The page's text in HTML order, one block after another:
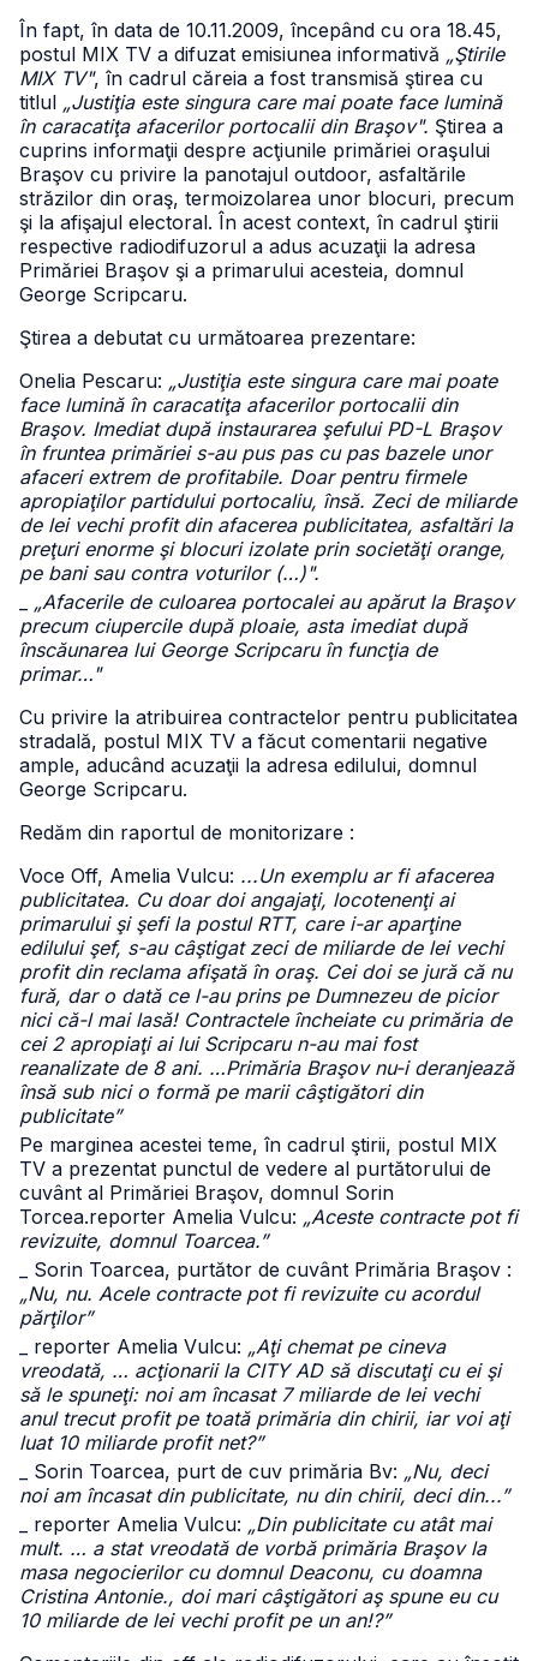
În fapt, în data de 10.11.2009, începând cu ora 18.45,
postul MIX TV a difuzat emisiunea informativă „Ştirile
MIX TV", în cadrul căreia a fost transmisă ştirea cu
titlul „Justiţia este singura care mai poate face lumină
în caracatiţa afacerilor portocalii din Braşov". Ştirea a
cuprins informaţii despre acţiunile primăriei oraşului
Braşov cu privire la panotajul outdoor, asfaltările
străzilor din oraş, termoizolarea unor blocuri, precum
şi la afişajul electoral. În acest context, în cadrul ştirii
respective radiodifuzorul a adus acuzaţii la adresa
Primăriei Braşov şi a primarului acesteia, domnul
George Scripcaru.
Ştirea a debutat cu următoarea prezentare:
Onelia Pescaru: „Justiţia este singura care mai poate
face lumină în caracatiţa afacerilor portocalii din
Braşov. Imediat după instaurarea şefului PD-L Braşov
în fruntea primăriei s-au pus pas cu pas bazele unor
afaceri extrem de profitabile. Doar pentru firmele
apropiaţilor partidului portocaliu, însă. Zeci de miliarde
de lei vechi profit din afacerea publicitatea, asfaltări la
preţuri enorme şi blocuri izolate prin societăţi orange,
pe bani sau contra voturilor (…)".
„Afacerile de culoarea portocalei au apărut la Braşov
precum ciupercile după ploaie, asta imediat după
înscăunarea lui George Scripcaru în funcţia de
primar…"
Cu privire la atribuirea contractelor pentru publicitatea
stradală, postul MIX TV a făcut comentarii negative
ample, aducând acuzaţii la adresa edilului, domnul
George Scripcaru.
Redăm din raportul de monitorizare :
Voce Off, Amelia Vulcu: ...Un exemplu ar fi afacerea
publicitatea. Cu doar doi angajaţi, locotenenţi ai
primarului şi şefi la postul RTT, care i-ar aparţine
edilului şef, s-au câştigat zeci de miliarde de lei vechi
profit din reclama afişată în oraş. Cei doi se jură că nu
fură, dar o dată ce l-au prins pe Dumnezeu de picior
nici că-l mai lasă! Contractele încheiate cu primăria de
cei 2 apropiaţi ai lui Scripcaru n-au mai fost
reanalizate de 8 ani. …Primăria Braşov nu-i deranjează
însă sub nici o formă pe marii câştigători din
publicitate”
Pe marginea acestei teme, în cadrul ştirii, postul MIX
TV a prezentat punctul de vedere al purtătorului de
cuvânt al Primăriei Braşov, domnul Sorin
Torcea.reporter Amelia Vulcu: „Aceste contracte pot fi
revizuite, domnul Toarcea.”
_ Sorin Toarcea, purtător de cuvânt Primăria Braşov :
„Nu, nu. Acele contracte pot fi revizuite cu acordul
părţilor”
_ reporter Amelia Vulcu: „Aţi chemat pe cineva
vreodată, … acţionarii la CITY AD să discutaţi cu ei şi
să le spuneţi: noi am încasat 7 miliarde de lei vechi
anul trecut profit pe toată primăria din chirii, iar voi aţi
luat 10 miliarde profit net?”
_ Sorin Toarcea, purt de cuv primăria Bv: „Nu, deci
noi am încasat din publicitate, nu din chirii, deci din...”
_ reporter Amelia Vulcu: „Din publicitate cu atât mai
mult. … a stat vreodată de vorbă primăria Braşov la
masa negocierilor cu domnul Deaconu, cu doamna
Cristina Antonie., doi mari câştigători aş spune eu cu
10 miliarde de lei vechi profit pe un an!?”